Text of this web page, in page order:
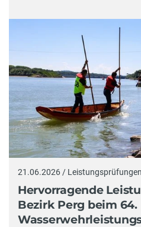
21.06.2026 /
Hervorragende
Bezirk Perg beim 64.